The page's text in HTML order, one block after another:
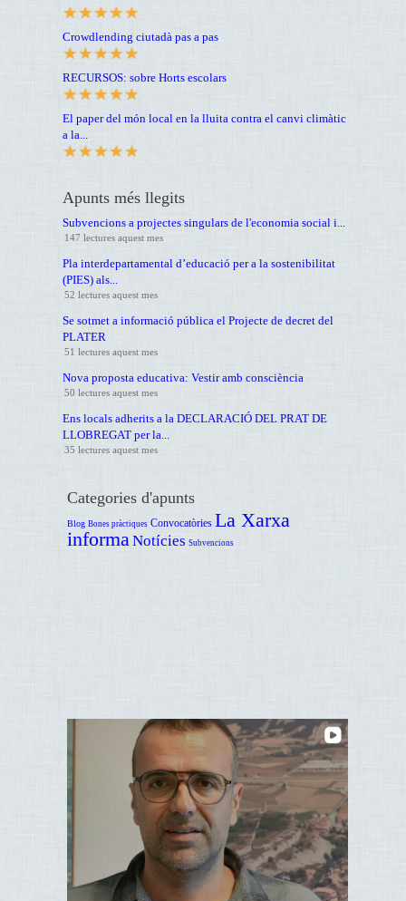
Crowdlending ciutadà pas a pas
RECURSOS: sobre Horts escolars
El paper del món local en la lluita contra el canvi climàtic
a la...
Apunts més llegits
Subvencions a projectes singulars de l'economia social i...
147 lectures aquest mes
Pla interdepartamental d’educació per a la sostenibilitat
(PIES) als...
52 lectures aquest mes
Se sotmet a informació pública el Projecte de decret del
PLATER
51 lectures aquest mes
Nova proposta educativa: Vestir amb consciència
50 lectures aquest mes
Ens locals adherits a la DECLARACIÓ DEL PRAT DE
LLOBREGAT per la...
35 lectures aquest mes
Categories d'apunts
Blog Bones pràctiques Convocatòries La Xarxa
informa Notícies Subvencions